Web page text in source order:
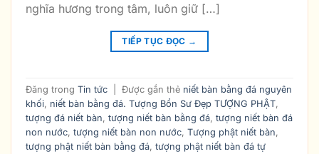
nghĩa hương trong tâm, luôn giữ […]
TIẾP TỤC ĐỌC →
Đăng trong Tin tức Được gắn thẻ niết bàn bằng đá nguyên
khối, niết bàn bằng đá. Tượng Bổn Sư Đẹp TƯỢNG PHẬT,
tượng đá niết bàn, tượng niết bàn bằng đá, tượng niết bàn đá
non nước, tượng niết bàn non nước, Tượng phật niết bàn,
tượng phật niết bàn bằng đá, tượng phật niết bàn đá tự